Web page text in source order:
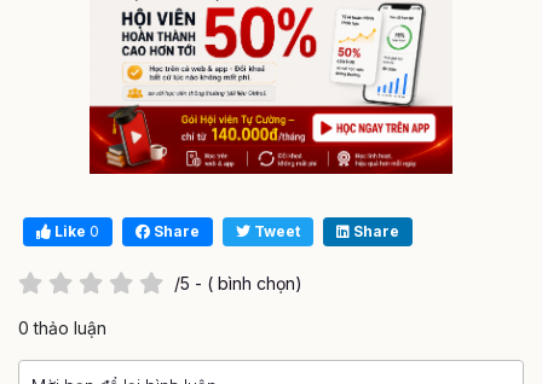
Like 0 Share Tweet Share
/5 - ( bình chọn)
0 thảo luận